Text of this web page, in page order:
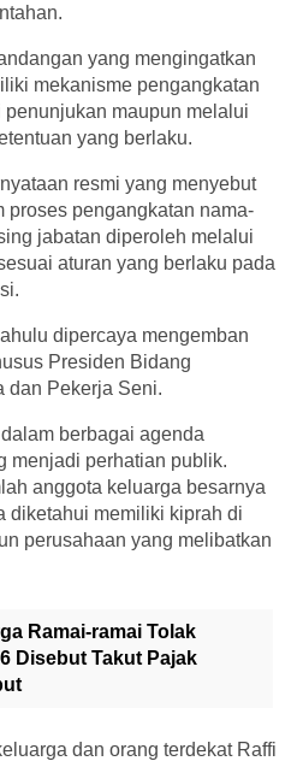
yang mengingatkan
mekanisme pengangkatan
maupun melalui
yang berlaku.
resmi yang menyebut
pengangkatan nama-
jabatan diperoleh melalui
aturan yang berlaku pada
dipercaya mengemban
Presiden Bidang
dan Pekerja Seni.
berbagai agenda
menjadi perhatian publik.
anggota keluarga besarnya
diketahui memiliki kiprah di
perusahaan yang melibatkan
Ramai-ramai Tolak
Disebut Takut Pajak
dan orang terdekat Raffi